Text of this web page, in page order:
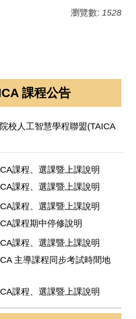
瀏覽數: 1528
課程公告
校人工智慧學程聯盟(TAICA
課程、選課暨上課說明
課程、選課暨上課說明
課程、選課暨上課說明
課程期中停修說明
課程、選課暨上課說明
主導課程同步考試時間地
課程、選課暨上課說明